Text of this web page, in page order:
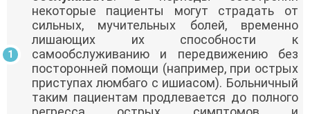
некоторые пациенты могут страдать от
сильных, мучительных болей, временно
лишающих их способности к
самообслуживанию и передвижению без
посторонней помощи (например, при острых
приступах люмбаго с ишиасом). Больничный
таким пациентам продлевается до полного